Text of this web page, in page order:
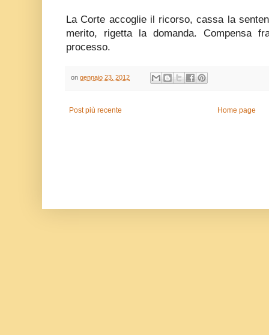
La Corte accoglie il ricorso, cassa la
merito, rigetta la domanda. Compensa
processo.
on gennaio 23, 2012
Post più recente Home page